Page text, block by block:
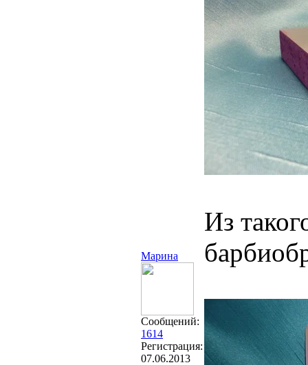
Марина
Сообщений:
1614
Регистрация:
07.06.2013
Из